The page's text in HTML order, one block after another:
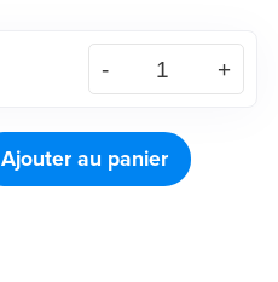
Ajouter au panier